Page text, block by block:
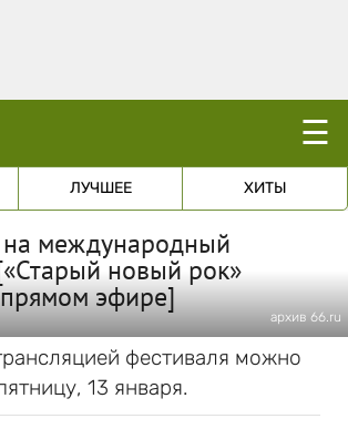
☰
ЛУЧШЕЕ ХИТЫ
международный
новый рок»
эфире]
архив 66.ru
фестиваля можно
13 января.